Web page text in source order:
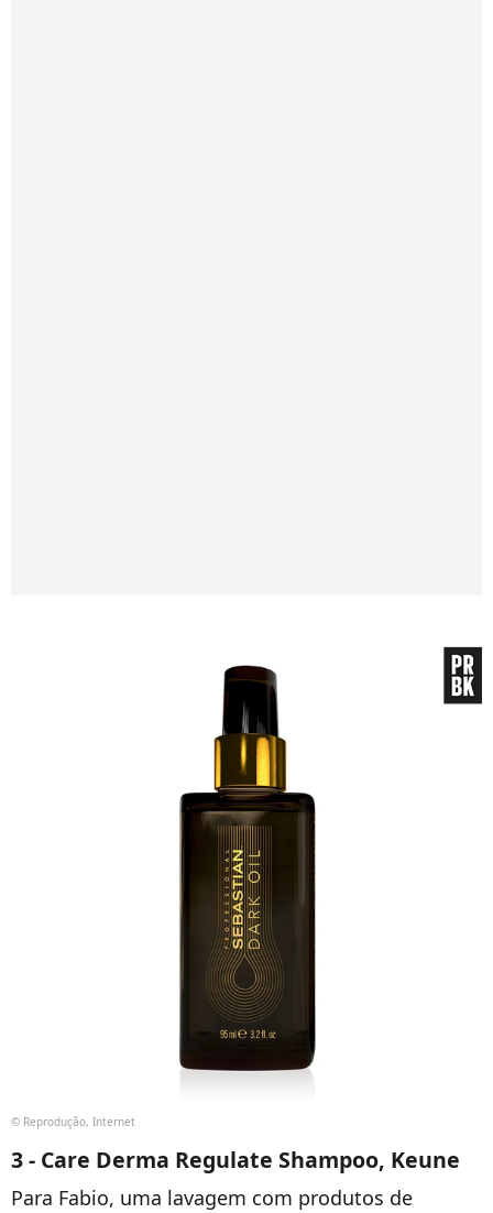
© Reprodução, Internet
3 - Care Derma Regulate Shampoo, Keune
Para Fabio, uma lavagem com produtos de